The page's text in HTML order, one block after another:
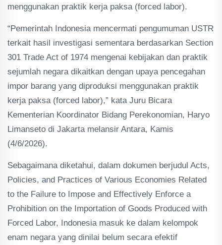
menggunakan praktik kerja paksa (forced labor).
“Pemerintah Indonesia mencermati pengumuman USTR
terkait hasil investigasi sementara berdasarkan Section
301 Trade Act of 1974 mengenai kebijakan dan praktik
sejumlah negara dikaitkan dengan upaya pencegahan
impor barang yang diproduksi menggunakan praktik
kerja paksa (forced labor),” kata Juru Bicara
Kementerian Koordinator Bidang Perekonomian, Haryo
Limanseto di Jakarta melansir Antara, Kamis
(4/6/2026).
Sebagaimana diketahui, dalam dokumen berjudul Acts,
Policies, and Practices of Various Economies Related
to the Failure to Impose and Effectively Enforce a
Prohibition on the Importation of Goods Produced with
Forced Labor, Indonesia masuk ke dalam kelompok
enam negara yang dinilai belum secara efektif